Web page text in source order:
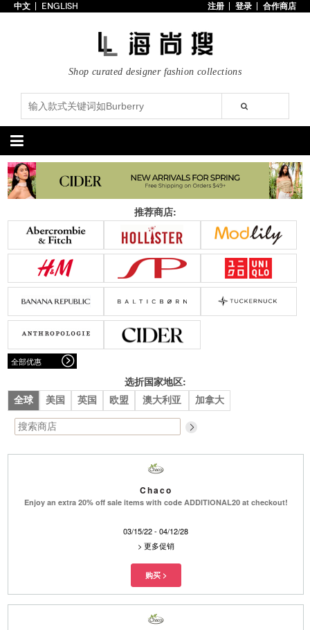
专辑
博客
上线新款
100美元以下
分类精选
包袋
手提包
手拿包
购物包
肩挎包
斜挎包
背包
上架新款
$100以下
$200以下
折扣
鞋履
高跟鞋
凉鞋
靴子
楔形鞋
平底鞋
休闲鞋
上架新款
$100以下
$200以下
折扣
配饰
腰带
围巾
小包
手表/珠宝
上架新款
$100以下
服装
连衣裙
裙子
大衣/夹克
上衣/毛线衣
上架新款
折扣
流行系列
著名品牌
流行品牌
新潮别致
悠闲运动
中文 ENGLISH 注册 登录 合作商店
Shop curated designer fashion collections
推荐商店:
全部优惠
选折国家地区:
全球 美国 英国 欧盟 澳大利亚 加拿大
Chaco
Enjoy an extra 20% off sale items with code ADDITIONAL20 at checkout!
03/15/22 - 04/12/28
> 更多促销